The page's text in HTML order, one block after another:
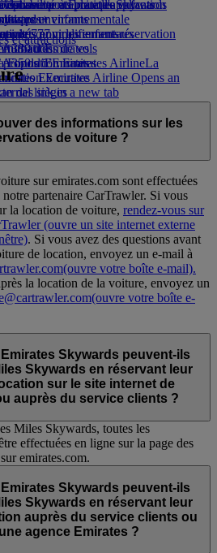
777
d’Emirates
d’Emirates
Executive
des sièges
pour les enfants
pour enfants
pour les enfants
durabilité en pratique
environnementale
environnementaux
Fondation Emirates AirlineLa
Emirates Airline Opens an
link in a new tab
connecter à Emirates Skywards
portable et l'application
ou modifier une réservation
de vols
d’Emirates
et attractions
des informations sur les
de voiture ?
sur emirates.com sont effectuées
partenaire CarTrawler. Si vous
la location de voiture, rendez-vous sur
(ouvre un site internet externe
. Si vous avez des questions avant
de location, envoyez un e-mail à
(ouvre votre boîte e-mail).
la location de la voiture, envoyez un
(ouvre votre boîte e-
Skywards peuvent-ils
Skywards en réservant leur
sur le site internet de
auprès du service clients ?
Miles Skywards, toutes les
effectuées en ligne sur la page des
emirates.com.
Skywards peuvent-ils
Skywards en réservant leur
auprès du service clients ou
agence Emirates ?